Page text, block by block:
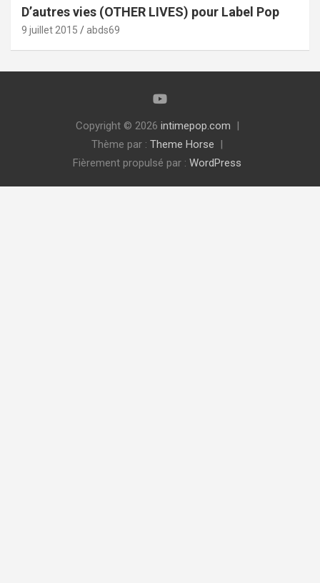
D’autres vies (OTHER LIVES) pour Label Pop
9 juillet 2015 abds69
Copyright © 2026 intimepop.com
Thème par : Theme Horse
Fièrement propulsé par : WordPress